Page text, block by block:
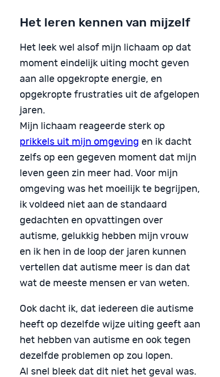
Het leren kennen van mijzelf
Het leek wel alsof mijn lichaam op dat
moment eindelijk uiting mocht geven
aan alle opgekropte energie, en
opgekropte frustraties uit de afgelopen
jaren.
Mijn lichaam reageerde sterk op
prikkels uit mijn omgeving en ik dacht
zelfs op een gegeven moment dat mijn
leven geen zin meer had. Voor mijn
omgeving was het moeilijk te begrijpen,
ik voldeed niet aan de standaard
gedachten en opvattingen over
autisme, gelukkig hebben mijn vrouw
en ik hen in de loop der jaren kunnen
vertellen dat autisme meer is dan dat
wat de meeste mensen er van weten.
Ook dacht ik, dat iedereen die autisme
heeft op dezelfde wijze uiting geeft aan
het hebben van autisme en ook tegen
dezelfde problemen op zou lopen.
Al snel bleek dat dit niet het geval was.